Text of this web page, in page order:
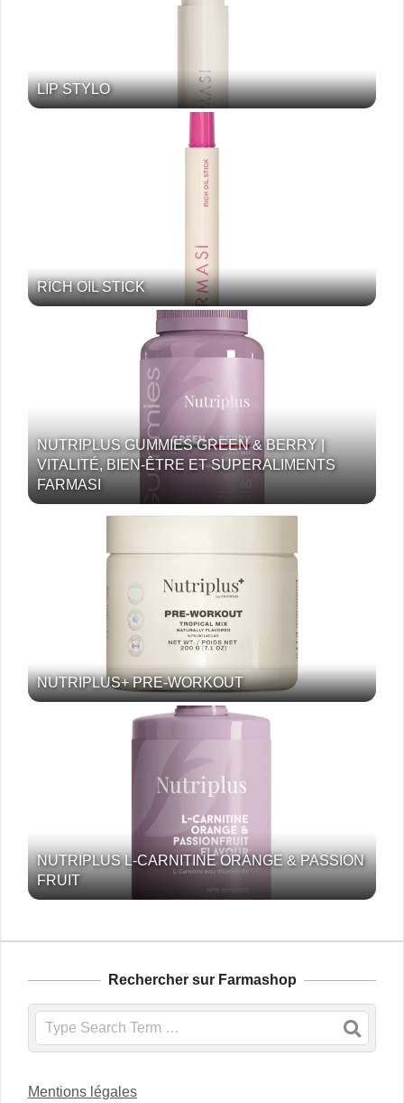
LIP STYLO
RICH OIL STICK
NUTRIPLUS GUMMIES GREEN & BERRY |
VITALITÉ, BIEN-ÊTRE ET SUPERALIMENTS
FARMASI
NUTRIPLUS+ PRE-WORKOUT
NUTRIPLUS L-CARNITINE ORANGE & PASSION
FRUIT
Rechercher sur Farmashop
Search
Mentions légales